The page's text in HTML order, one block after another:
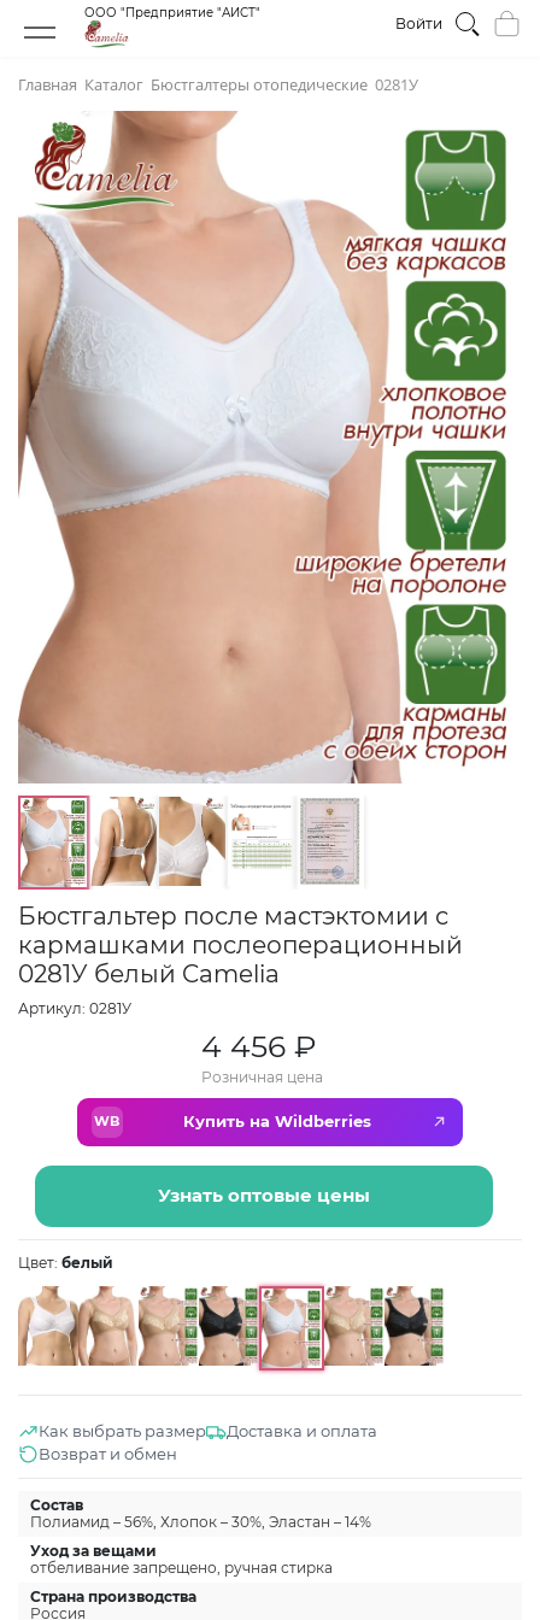
ООО "Предприятие "АИСТ"
Войти
Главная Каталог Бюстгалтеры отопедическиe 0281У
Бюстгальтер после мастэктомии с
кармашками послеоперационный
0281У белый Camelia
Артикул: 0281У
4 456 ₽
Розничная цена
WB Купить на Wildberries
Узнать оптовые цены
Цвет: белый
Как выбрать размер
Доставка и оплата
Возврат и обмен
Состав
Полиамид – 56%, Хлопок – 30%, Эластан – 14%
Уход за вещами
отбеливание запрещено, ручная стирка
Страна производства
Россия